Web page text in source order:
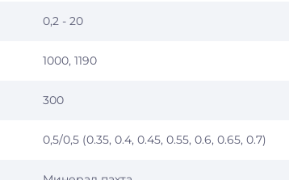
0,2 - 20
1000, 1190
300
0,5/0,5 (0.35, 0.4, 0.45, 0.55, 0.6, 0.65, 0.7)